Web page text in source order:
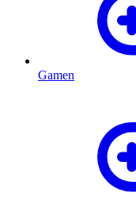
Gamen